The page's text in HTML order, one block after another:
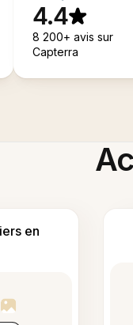
4.4
8 200+ avis sur
Capterra
en